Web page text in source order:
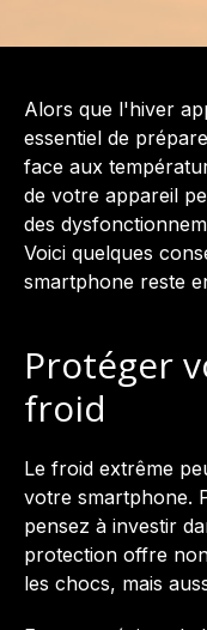
Alors que l'hiver
essentiel de
face aux
de votre appareil
des
Voici quelques
smartphone reste
Protéger
froid
Le froid extrême
votre smartphone.
pensez à investir
protection offre
les chocs, mais